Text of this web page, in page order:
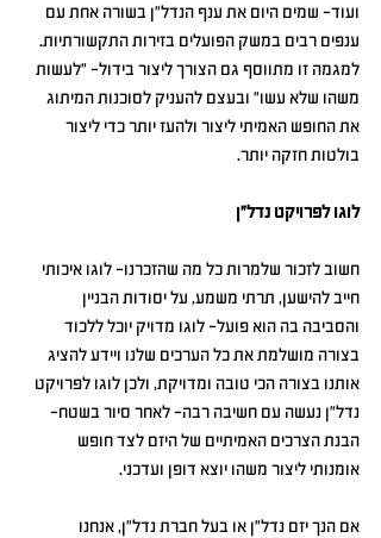
ועוד- שמים היום את ענף הנדל"ן בשורה אחת עם
ענפים רבים במשק הפועלים בזירות התקשורתיות.
למגמה זו מתווסף גם הצורך ליצור בידול- "לעשות
משהו שלא עשו" ובעצם להעניק לסוכנות המיתוג
את החופש האמיתי ליצור ולהעז יותר כדי ליצור
בולטות חזקה יותר.
לוגו לפרויקט נדל"ן
חשוב לזכור שלמרות כל מה שהזכרנו- לוגו איכותי
חייב להישען, תרתי משמע, על יסודות הבניין
והסביבה בה הוא פועל- לוגו מדויק יוכל ללכוד
בצורה מושלמת את כל הערכים שלנו ויידע להציג
אותנו בצורה הכי טובה ומדויקת, ולכן לוגו לפרויקט
נדל"ן נעשה עם חשיבה רבה- לאחר סיור בשטח-
הבנת הצרכים האמיתיים של היזם לצד חופש
אומנותי ליצור משהו יוצא דופן ועדכני.
אם הנך יזם נדל"ן או בעל חברת נדל"ן, אנחנו